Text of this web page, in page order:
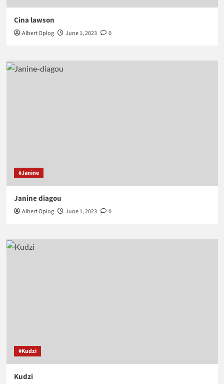
Cina lawson
Albert Oplog June 1, 2023 0
#Janine
Janine diagou
Albert Oplog June 1, 2023 0
#Kudzi
Kudzi